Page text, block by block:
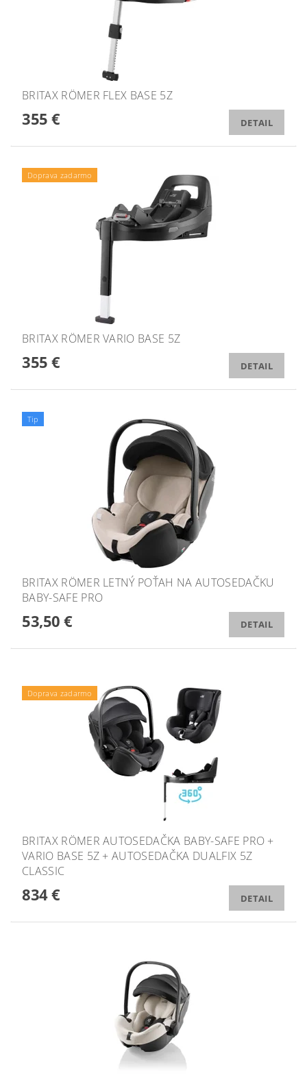
BRITAX RÖMER FLEX BASE 5Z
355 € DETAIL
Doprava zadarmo
BRITAX RÖMER VARIO BASE 5Z
355 € DETAIL
Tip
BRITAX RÖMER LETNÝ POŤAH NA AUTOSEDAČKU
BABY-SAFE PRO
53,50 € DETAIL
Doprava zadarmo
BRITAX RÖMER AUTOSEDAČKA BABY-SAFE PRO +
VARIO BASE 5Z + AUTOSEDAČKA DUALFIX 5Z
CLASSIC
834 € DETAIL